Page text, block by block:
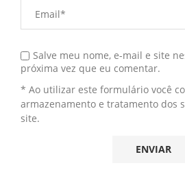
Salve meu nome, e-mail e site
próxima vez que eu comentar.
* Ao utilizar este formulário você
armazenamento e tratamento dos
site.